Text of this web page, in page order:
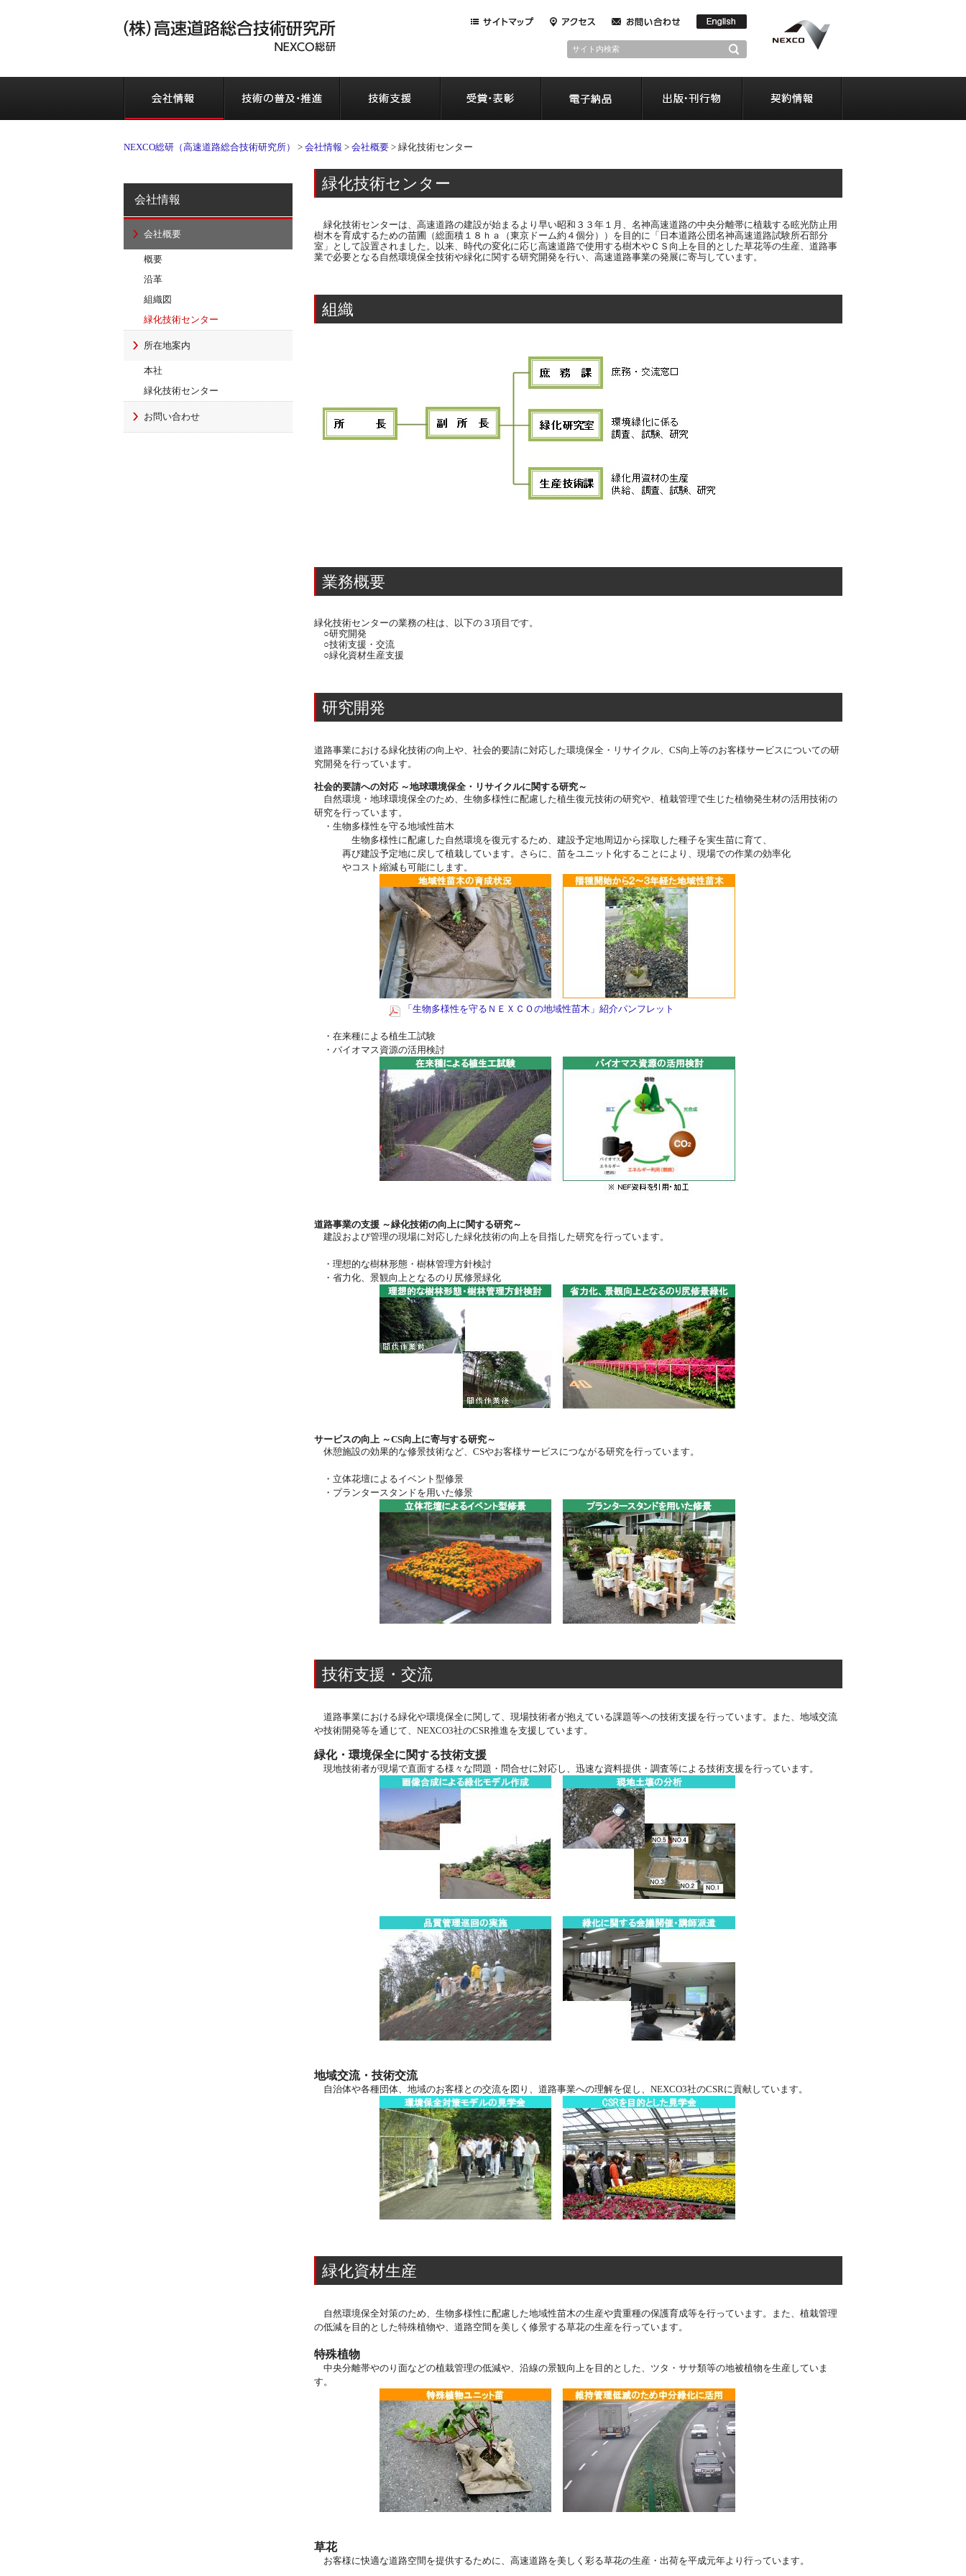
サイト内検索
技術の普及・推進 技術支援 受賞・表彰 電子納品
NEXCO総研（高速道路総合技術研究所） > 会社情報 > 会社概要 > 緑化技術センター
緑化技術センター
緑化技術センターは、高速道路の建設が始まるより早い昭和３３年１月、名神高速道路の中央分離帯に植栽する眩光防止用
樹木を育成するための苗圃（総面積１８ｈａ（東京ドーム約４個分））を目的に「日本道路公団名神高速道路試験所石部分
室」として設置されました。以来、時代の変化に応じ高速道路で使用する樹木やＣＳ向上を目的とした草花等の生産、道路事
業で必要となる自然環境保全技術や緑化に関する研究開発を行い、高速道路事業の発展に寄与しています。
組織
業務概要
緑化技術センターの業務の柱は、以下の３項目です。
○研究開発
○技術支援・交流
○緑化資材生産支援
研究開発
道路事業における緑化技術の向上や、社会的要請に対応した環境保全・リサイクル、CS向上等のお客様サービスについての研
究開発を行っています。
社会的要請への対応 ～地球環境保全・リサイクルに関する研究～
自然環境・地球環境保全のため、生物多様性に配慮した植生復元技術の研究や、植栽管理で生じた植物発生材の活用技術の
研究を行っています。
・生物多様性を守る地域性苗木
生物多様性に配慮した自然環境を復元するため、建設予定地周辺から採取した種子を実生苗に育て、
再び建設予定地に戻して植栽しています。さらに、苗をユニット化することにより、現場での作業の効率化
やコスト縮減も可能にします。
「生物多様性を守るＮＥＸＣＯの地域性苗木」紹介パンフレット
・在来種による植生工試験
・バイオマス資源の活用検討
道路事業の支援 ～緑化技術の向上に関する研究～
建設および管理の現場に対応した緑化技術の向上を目指した研究を行っています。
・理想的な樹林形態・樹林管理方針検討
・省力化、景観向上となるのり尻修景緑化
サービスの向上 ～CS向上に寄与する研究～
休憩施設の効果的な修景技術など、CSやお客様サービスにつながる研究を行っています。
・立体花壇によるイベント型修景
・プランタースタンドを用いた修景
技術支援・交流
道路事業における緑化や環境保全に関して、現場技術者が抱えている課題等への技術支援を行っています。また、地域交流
や技術開発等を通じて、NEXCO3社のCSR推進を支援しています。
緑化・環境保全に関する技術支援
現地技術者が現場で直面する様々な問題・問合せに対応し、迅速な資料提供・調査等による技術支援を行っています。
地域交流・技術交流
自治体や各種団体、地域のお客様との交流を図り、道路事業への理解を促し、NEXCO3社のCSRに貢献しています。
緑化資材生産
自然環境保全対策のため、生物多様性に配慮した地域性苗木の生産や貴重種の保護育成等を行っています。また、植栽管理
の低減を目的とした特殊植物や、道路空間を美しく修景する草花の生産を行っています。
特殊植物
中央分離帯やのり面などの植栽管理の低減や、沿線の景観向上を目的とした、ツタ・ササ類等の地被植物を生産していま
す。
草花
お客様に快適な道路空間を提供するために、高速道路を美しく彩る草花の生産・出荷を平成元年より行っています。
会社情報
会社概要
概要
沿革
組織図
緑化技術センター
所在地案内
本社
緑化技術センター
お問い合わせ